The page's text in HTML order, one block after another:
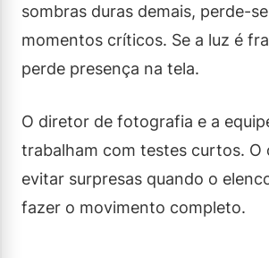
sombras duras demais, perde-
momentos críticos. Se a luz é
perde presença na tela.
O diretor de fotografia e a
trabalham com testes curtos. O
evitar surpresas quando o
fazer o movimento completo.